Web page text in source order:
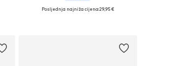
Dostupne veličine: 54-64
Posljednja najniža cijena:29,95 €